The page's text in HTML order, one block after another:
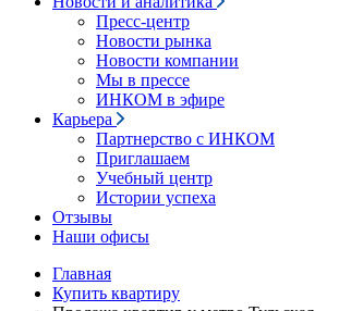
Пресс-центр
Новости рынка
Новости компании
Мы в прессе
ИНКОМ в эфире
Карьера
Партнерство с ИНКОМ
Приглашаем
Учебный центр
Истории успеха
Отзывы
Наши офисы
Главная
Купить квартиру